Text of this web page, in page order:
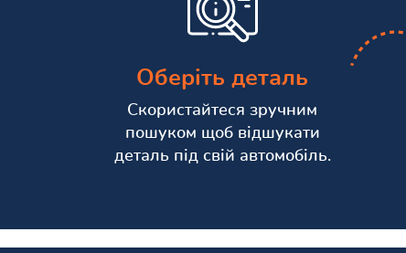
Оберіть деталь
Скористайтеся зручним
пошуком щоб відшукати
деталь під свій автомобіль.